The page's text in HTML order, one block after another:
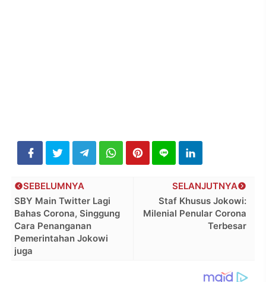
SELANJUTNYA
Staf Khusus Jokowi:
Milenial Penular Corona
Terbesar
SEBELUMNYA
SBY Main Twitter Lagi
Bahas Corona, Singgung
Cara Penanganan
Pemerintahan Jokowi
juga